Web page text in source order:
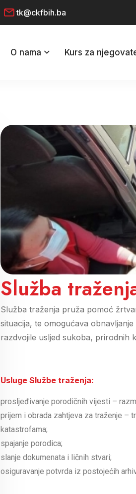
tk@ckfbih.ba
O nama Kurs za
Služba
Služba traženja pruža pomoć
situacija, te omogućava
razdvojile usljed sukoba, prirodnih
Usluge Službe traženja:
prosljeđivanje porodičnih vijesti –
prijem i obrada zahtjeva za traženje –
katastrofama;
spajanje porodica;
slanje dokumenata i ličnih stvari;
osiguravanje potvrda iz postojećih